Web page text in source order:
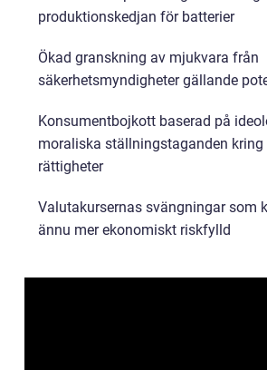
produktionskedjan för batterier
Ökad granskning av mjukvara från
säkerhetsmyndigheter gällande
Konsumentbojkott baserad på
moraliska ställningstaganden
rättigheter
Valutakursernas svängningar som
ännu mer ekonomiskt riskfylld